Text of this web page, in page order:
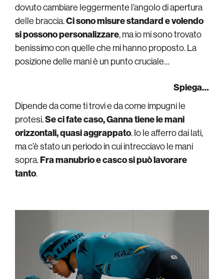
dovuto cambiare leggermente l’angolo di apertura
delle braccia.Ci sono misure standard e volendo
si possono personalizzare, ma io mi sono trovato
benissimo con quelle che mi hanno proposto. La
posizione delle mani è un punto cruciale…
Spiega…
Dipende da come ti trovi e da come impugni le
protesi.Se ci fate caso, Ganna tiene le mani
orizzontali, quasi aggrappato. Io le afferro dai lati,
ma c’è stato un periodo in cui intrecciavo le mani
sopra.Fra manubrio e casco si può lavorare
tanto.